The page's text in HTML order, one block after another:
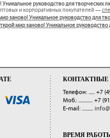
Уникальное руководство для творческих
и корпоративных покупателей —
заново! Уникальное руководство для
мир заново! Уникальное
Телефон: ...... +7
Моб.: .............. +7
E-mail: ...........
ВРЕМЯ